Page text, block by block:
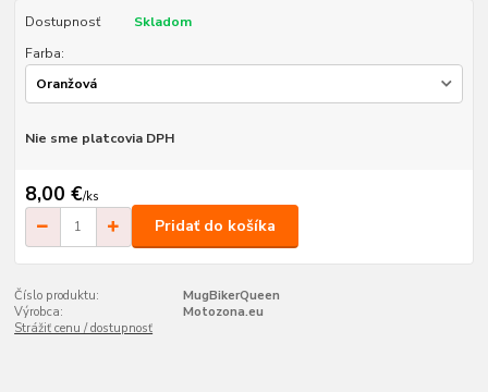
Dostupnosť
Skladom
Farba:
Nie sme platcovia DPH
8,00 €/ks
Pridať do košíka
Číslo produktu:
MugBikerQueen
Výrobca:
Motozona.eu
Strážiť cenu / dostupnosť